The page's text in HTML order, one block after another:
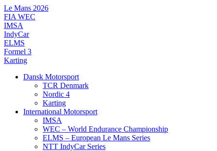
Videre
til
indhold
Le Mans 2026
FIA WEC
IMSA
IndyCar
ELMS
Formel 3
Karting
Dansk Motorsport
TCR Denmark
Nordic 4
Karting
International Motorsport
IMSA
WEC – World Endurance Championship
ELMS – European Le Mans Series
NTT IndyCar Series